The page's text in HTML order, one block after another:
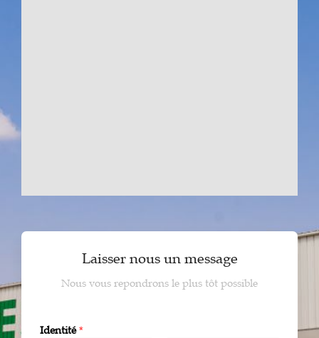
Laisser nous un message
Nous vous repondrons le plus tôt possible
Identité*